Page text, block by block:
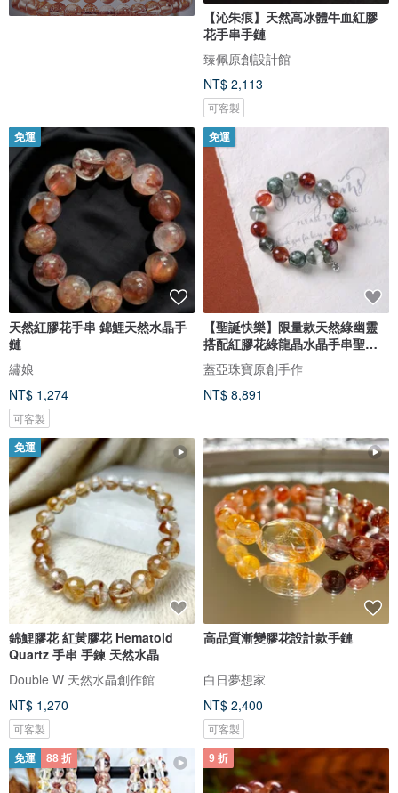
【沁朱痕】天然高冰體牛血紅膠
花手串手鏈
臻佩原創設計館
NT$ 2,113
可客製
免運
天然紅膠花手串 錦鯉天然水晶手
鏈
繡娘
NT$ 1,274
可客製
免運
【聖誕快樂】限量款天然綠幽靈
搭配紅膠花綠龍晶水晶手串聖誕
禮物
蓋亞珠寶原創手作
NT$ 8,891
免運
錦鯉膠花 紅黃膠花 Hematoid
Quartz 手串 手鍊 天然水晶
Double W 天然水晶創作館
NT$ 1,270
可客製
高品質漸變膠花設計款手鏈
白日夢想家
NT$ 2,400
可客製
免運 88 折 9 折